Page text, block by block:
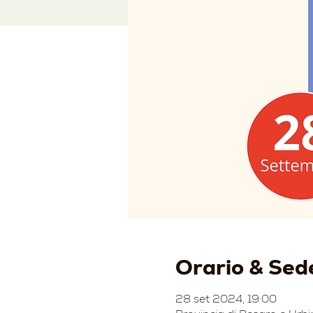
Orario &
28 set 2024, 19:00